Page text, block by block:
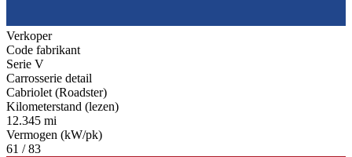
Verkoper
Code fabrikant
Serie V
Carrosserie detail
Cabriolet (Roadster)
Kilometerstand (lezen)
12.345 mi
Vermogen (kW/pk)
61 / 83